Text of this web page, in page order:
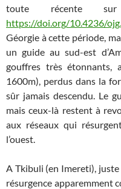
toute récente
https://doi.org/10.4236/
Géorgie à cette période,
un guide au sud-est
gouffres très étonnants,
1600m), perdus dans la
sûr jamais descendu. Le
mais ceux-là restent à
aux réseaux qui
l’ouest.
A Tkibuli (en Imereti), juste
résurgence apparemment